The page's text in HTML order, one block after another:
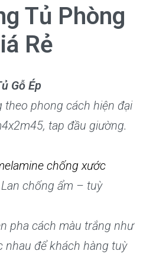
Tủ Phòng
Rẻ
Gỗ Ép
theo phong cách hiện đại
tap đầu giường.
chống xước
chống ẩm – tuỳ
pha cách màu trắng như
nhau để khách hàng tuỳ